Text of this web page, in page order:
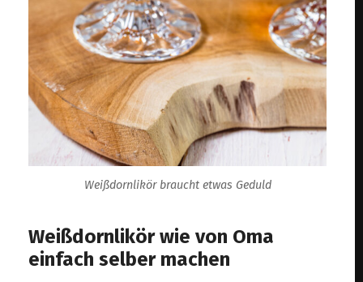
Weißdornlikör braucht etwas Geduld
Weißdornlikör wie von Oma
einfach selber machen